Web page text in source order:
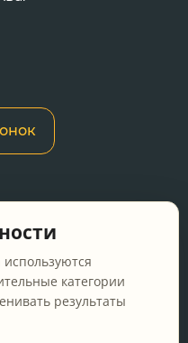
характер и не
определяемой
437 ГК РФ.
уточняйте
по телефону.
категории
результаты